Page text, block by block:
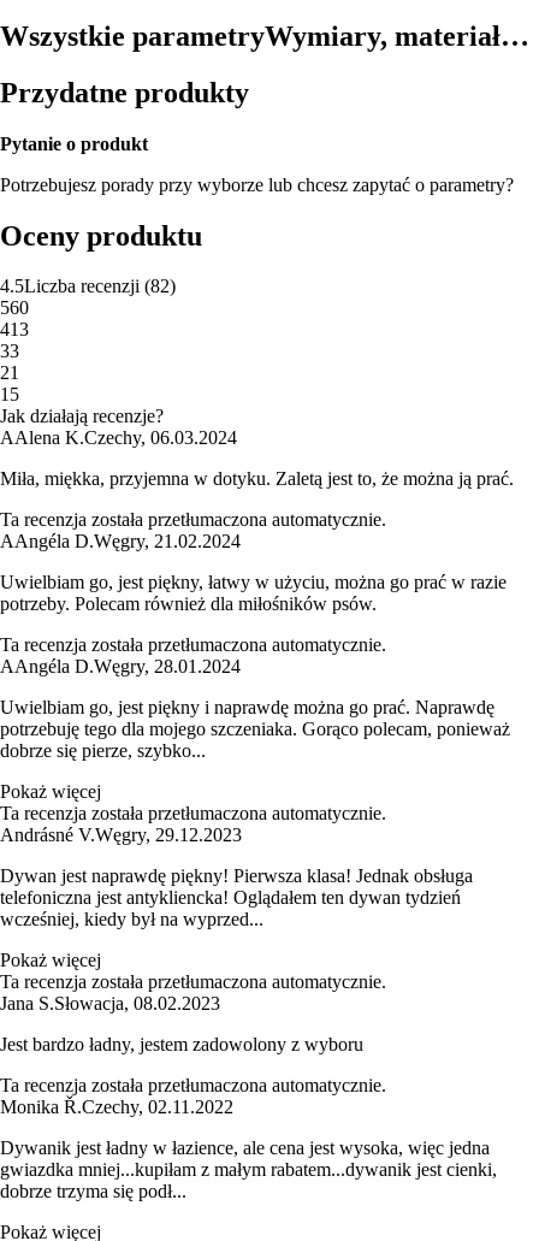
Wszystkie parametryWymiary, materiał…
Przydatne produkty
Pytanie o produkt
Potrzebujesz porady przy wyborze lub chcesz zapytać o parametry?
Oceny produktu
4.5Liczba recenzji (82)
560
413
33
21
15
Jak działają recenzje?
AAlena K.Czechy, 06.03.2024
Miła, miękka, przyjemna w dotyku. Zaletą jest to, że można ją prać.
Ta recenzja została przetłumaczona automatycznie.
AAngéla D.Węgry, 21.02.2024
Uwielbiam go, jest piękny, łatwy w użyciu, można go prać w razie
potrzeby. Polecam również dla miłośników psów.
Ta recenzja została przetłumaczona automatycznie.
AAngéla D.Węgry, 28.01.2024
Uwielbiam go, jest piękny i naprawdę można go prać. Naprawdę
potrzebuję tego dla mojego szczeniaka. Gorąco polecam, ponieważ
dobrze się pierze, szybko...
Pokaż więcej
Ta recenzja została przetłumaczona automatycznie.
Andrásné V.Węgry, 29.12.2023
Dywan jest naprawdę piękny! Pierwsza klasa! Jednak obsługa
telefoniczna jest antykliencka! Oglądałem ten dywan tydzień
wcześniej, kiedy był na wyprzed...
Pokaż więcej
Ta recenzja została przetłumaczona automatycznie.
Jana S.Słowacja, 08.02.2023
Jest bardzo ładny, jestem zadowolony z wyboru
Ta recenzja została przetłumaczona automatycznie.
Monika Ř.Czechy, 02.11.2022
Dywanik jest ładny w łazience, ale cena jest wysoka, więc jedna
gwiazdka mniej...kupiłam z małym rabatem...dywanik jest cienki,
dobrze trzyma się podł...
Pokaż więcej